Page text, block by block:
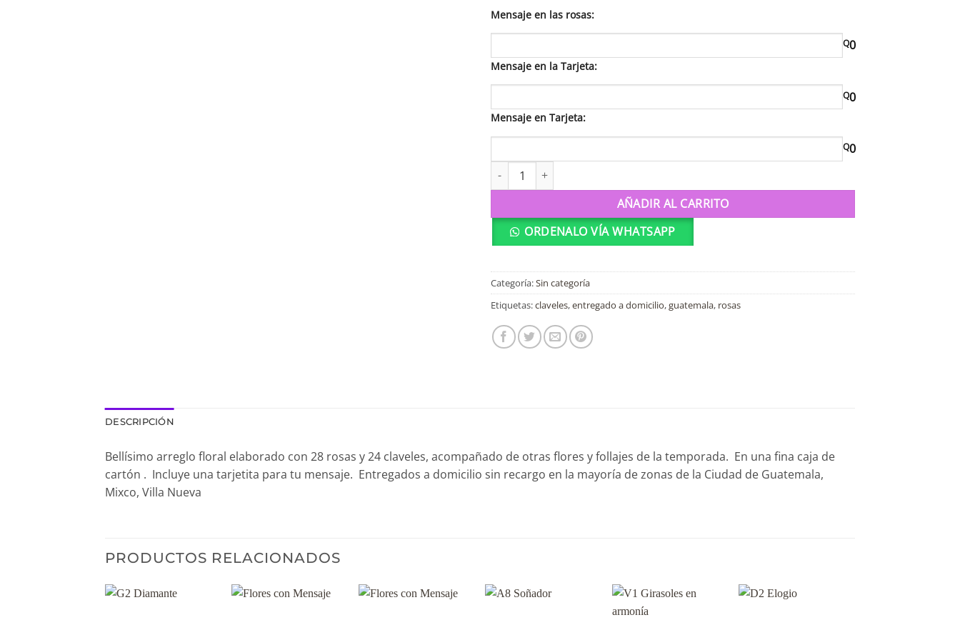
Mensaje en las rosas:
Q0
Mensaje en la Tarjeta:
Q0
Mensaje en Tarjeta:
Q0
F6 Wow! cantidad
AÑADIR AL CARRITO
ORDENALO VÍA WHATSAPP
Categoría:Sin categoría
Etiquetas:claveles,entregado a domicilio,guatemala, rosas
DESCRIPCIÓN
Bellísimo arreglo floral elaborado con 28 rosas y 24 claveles, acompañado de otras flores y follajes de la temporada. En una fina caja de
cartón . Incluye una tarjetita para tu mensaje. Entregados a domicilio sin recargo en la mayoría de zonas de la Ciudad de Guatemala,
Mixco, Villa Nueva
PRODUCTOS RELACIONADOS